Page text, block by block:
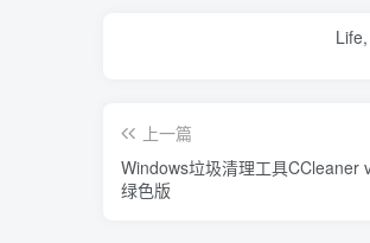
上一篇
Windows垃圾清理工具CCleaner
绿色版